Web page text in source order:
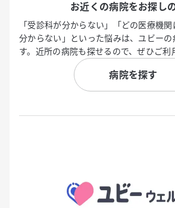
お近くの病院をお探し
「受診科が分からない」「どの医療機
分からない」といった悩みは、ユビー
す。近所の病院も探せるので、ぜひご利
病院を探す